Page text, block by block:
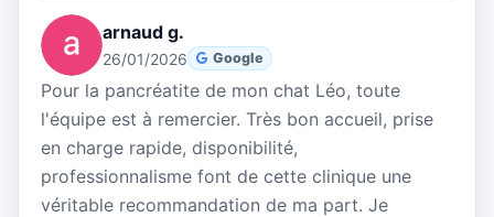
arnaud g.
26/01/2026 Google
Pour la pancréatite de mon chat Léo, toute
l'équipe est à remercier. Très bon accueil, prise
en charge rapide, disponibilité,
professionnalisme font de cette clinique une
véritable recommandation de ma part. Je